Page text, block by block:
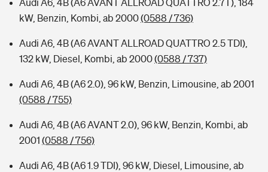
Audi A6, 4B (A6 AVANT ALLROAD QUATTRO 2.7T), 184
kW, Benzin, Kombi, ab 2000(0588 / 736)
Audi A6, 4B (A6 AVANT ALLROAD QUATTRO 2.5 TDI),
132 kW, Diesel, Kombi, ab 2000(0588 / 737)
Audi A6, 4B (A6 2.0), 96 kW, Benzin, Limousine, ab 2001
(0588 / 755)
Audi A6, 4B (A6 AVANT 2.0), 96 kW, Benzin, Kombi, ab
2001 (0588 / 756)
Audi A6, 4B (A6 1.9 TDI), 96 kW, Diesel, Limousine, ab